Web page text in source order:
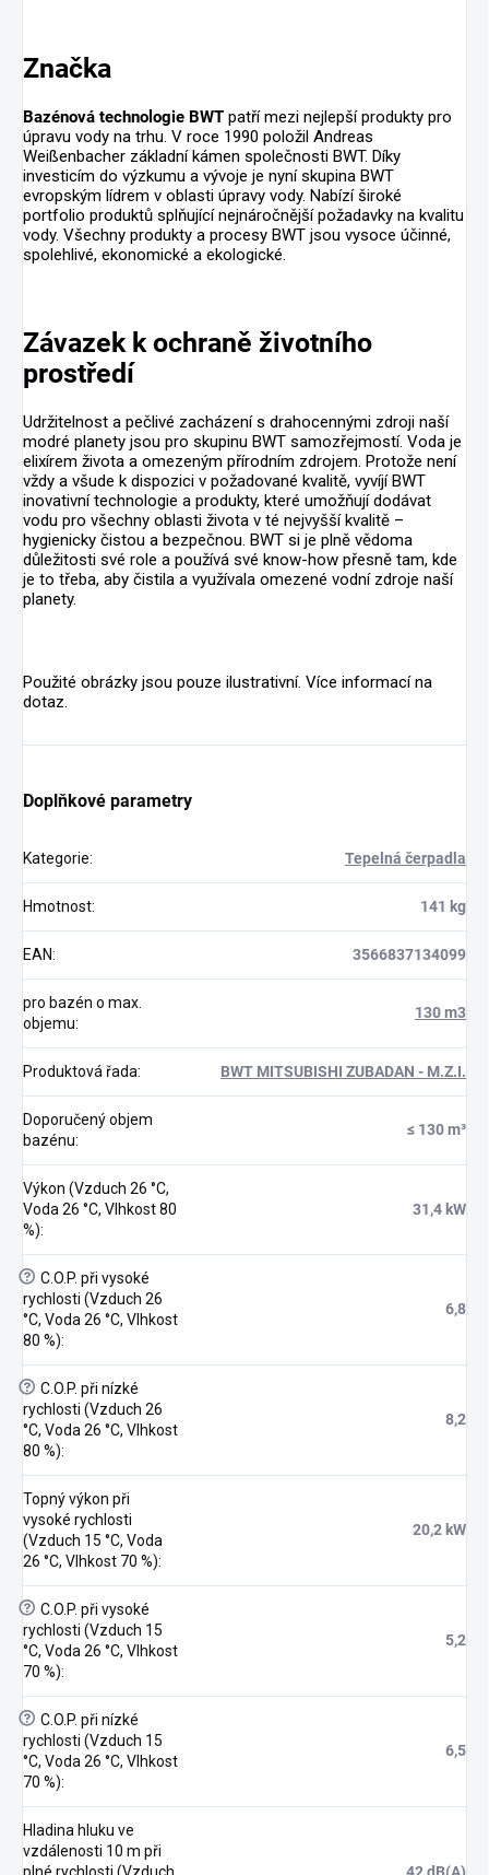
Značka
Bazénová technologie BWT patří mezi nejlepší produkty pro
úpravu vody na trhu. V roce 1990 položil Andreas
Weißenbacher základní kámen společnosti BWT. Díky
investicím do výzkumu a vývoje je nyní skupina BWT
evropským lídrem v oblasti úpravy vody. Nabízí široké
portfolio produktů splňující nejnáročnější požadavky na kvalitu
vody. Všechny produkty a procesy BWT jsou vysoce účinné,
spolehlivé, ekonomické a ekologické.
Závazek k ochraně životního
prostředí
Udržitelnost a pečlivé zacházení s drahocennými zdroji naší
modré planety jsou pro skupinu BWT samozřejmostí. Voda je
elixírem života a omezeným přírodním zdrojem. Protože není
vždy a všude k dispozici v požadované kvalitě, vyvíjí BWT
inovativní technologie a produkty, které umožňují dodávat
vodu pro všechny oblasti života v té nejvyšší kvalitě –
hygienicky čistou a bezpečnou. BWT si je plně vědoma
důležitosti své role a používá své know-how přesně tam, kde
je to třeba, aby čistila a využívala omezené vodní zdroje naší
planety.
Použité obrázky jsou pouze ilustrativní. Více informací na
dotaz.
Doplňkové parametry
Kategorie: Tepelná čerpadla
Hmotnost: 141 kg
EAN: 3566837134099
pro bazén o max.
objemu:
130 m3
Produktová řada: BWT MITSUBISHI ZUBADAN - M.Z.I.
Doporučený objem
bazénu:
≤ 130 m³
Výkon (Vzduch 26 °C,
Voda 26 °C, Vlhkost 80
%):
31,4 kW
? C.O.P. při vysoké
rychlosti (Vzduch 26
°C, Voda 26 °C, Vlhkost
80 %):
6,8
? C.O.P. při nízké
rychlosti (Vzduch 26
°C, Voda 26 °C, Vlhkost
80 %):
8,2
Topný výkon při
vysoké rychlosti
(Vzduch 15 °C, Voda
26 °C, Vlhkost 70 %):
20,2 kW
? C.O.P. při vysoké
rychlosti (Vzduch 15
°C, Voda 26 °C, Vlhkost
70 %):
5,2
? C.O.P. při nízké
rychlosti (Vzduch 15
°C, Voda 26 °C, Vlhkost
70 %):
6,5
Hladina hluku ve
vzdálenosti 10 m při